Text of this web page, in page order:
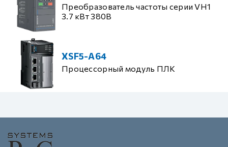
Преобразователь частоты серии VH1
3.7 кВт 380В
XSF5-A64
Процессорный модуль ПЛК